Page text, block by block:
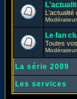
L'actualité
Modérateur
Le fan
Toutes
Modérateur
La série 2009
Les services